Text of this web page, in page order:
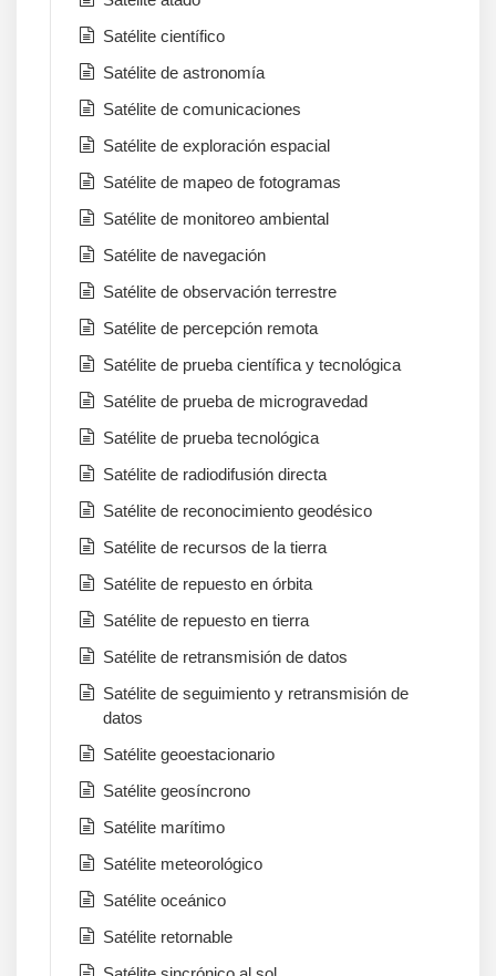
Satélite científico
Satélite de astronomía
Satélite de comunicaciones
Satélite de exploración espacial
Satélite de mapeo de fotogramas
Satélite de monitoreo ambiental
Satélite de navegación
Satélite de observación terrestre
Satélite de percepción remota
Satélite de prueba científica y tecnológica
Satélite de prueba de microgravedad
Satélite de prueba tecnológica
Satélite de radiodifusión directa
Satélite de reconocimiento geodésico
Satélite de recursos de la tierra
Satélite de repuesto en órbita
Satélite de repuesto en tierra
Satélite de retransmisión de datos
Satélite de seguimiento y retransmisión de
datos
Satélite geoestacionario
Satélite geosíncrono
Satélite marítimo
Satélite meteorológico
Satélite oceánico
Satélite retornable